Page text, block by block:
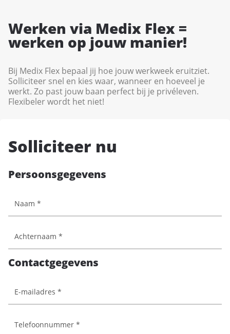
Werken via Medix Flex =
werken op jouw manier!
Bij Medix Flex bepaal jij hoe jouw werkweek eruitziet.
Solliciteer snel en kies waar, wanneer en hoeveel je
werkt. Zo past jouw baan perfect bij je privéleven.
Flexibeler wordt het niet!
Solliciteer nu
Persoonsgegevens
Contactgegevens